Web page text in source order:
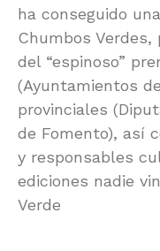
ha conseguido
Chumbos
del “espinoso”
(Ayuntamientos
provinciales
de Fomento), así
y responsables
ediciones nadie
Verde